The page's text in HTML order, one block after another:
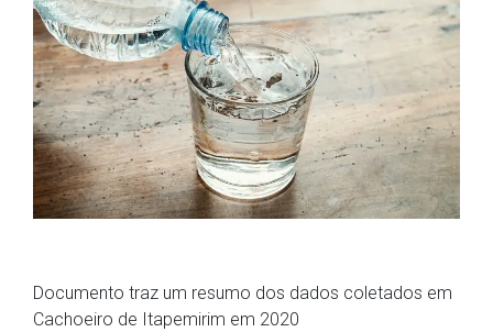
Documento traz um resumo dos dados coletados em
Cachoeiro de Itapemirim em 2020